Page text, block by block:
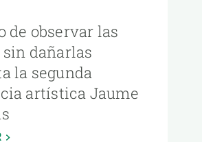
de observar las
dañarlas
la segunda
artística Jaume